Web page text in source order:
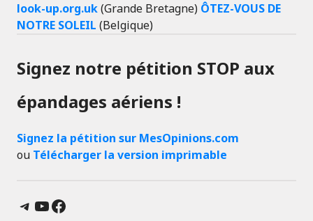
look-up.org.uk(Grande Bretagne) ÔTEZ-VOUS DE
NOTRE SOLEIL (Belgique)
Signez notre pétition STOP aux
épandages aériens !
Signez la pétition sur MesOpinions.com
ou Télécharger la version imprimable
Telegram
YouTube
Facebook